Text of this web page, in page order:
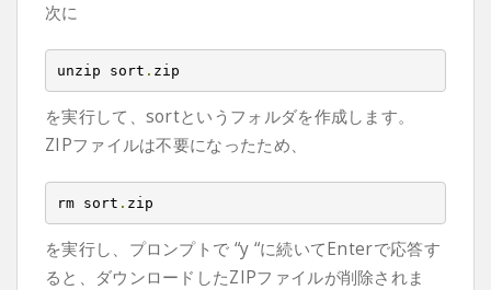
次に
unzip sort . zip
を実行して、sortというフォルダを作成します。
ZIPファイルは不要になったため、
rm sort . zip
を実行し、プロンプトで “y “に続いてEnterで応答す
ると、ダウンロードしたZIPファイルが削除されま